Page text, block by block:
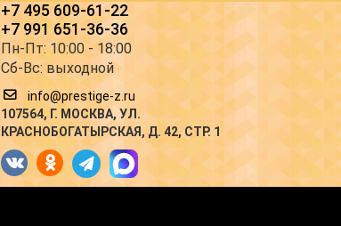
+7 495 609-61-22
+7 991 651-36-36
Пн-Пт: 10:00 - 18:00
Сб-Вс: выходной
info@prestige-z.ru
107564, Г. МОСКВА, УЛ.
КРАСНОБОГАТЫРСКАЯ, Д. 42, СТР. 1